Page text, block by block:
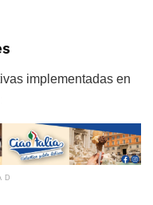
implementadas en